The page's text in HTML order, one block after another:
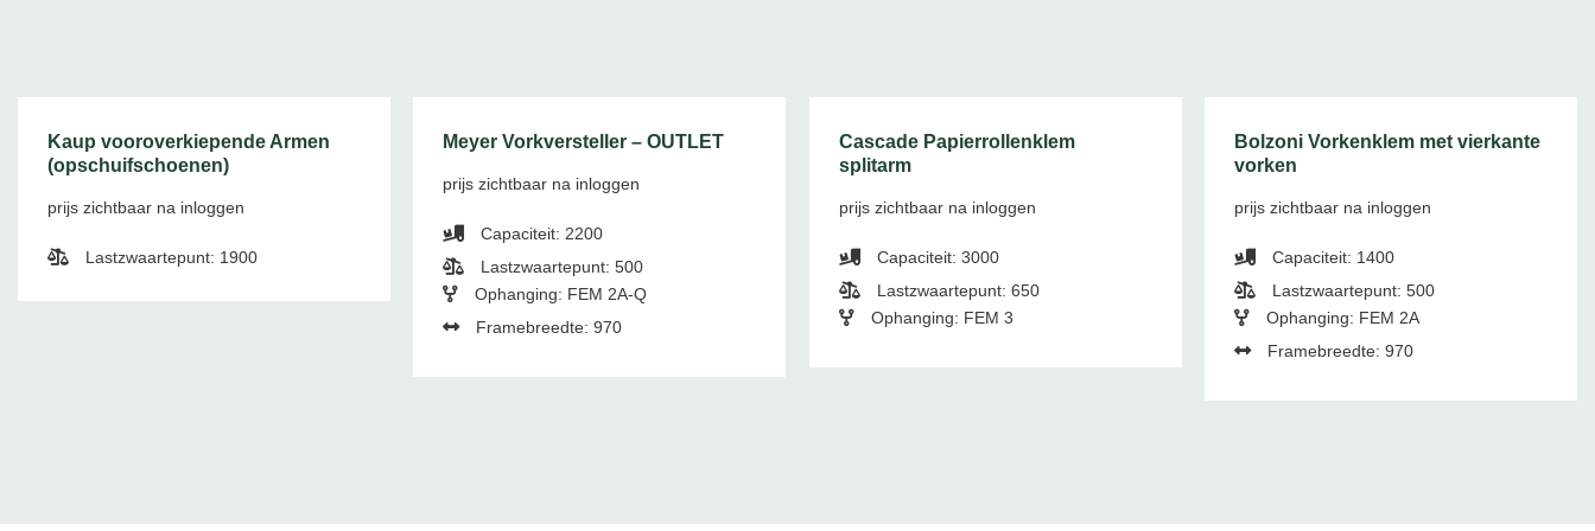
Kaup vooroverkiepende Armen
(opschuifschoenen)
prijs zichtbaar na inloggen
Lastzwaartepunt: 1900
Meyer Vorkversteller – OUTLET
prijs zichtbaar na inloggen
Capaciteit: 2200
Lastzwaartepunt: 500
Ophanging: FEM 2A-Q
Framebreedte: 970
Cascade Papierrollenklem
splitarm
prijs zichtbaar na inloggen
Capaciteit: 3000
Lastzwaartepunt: 650
Ophanging: FEM 3
Bolzoni Vorkenklem met vierkante
vorken
prijs zichtbaar na inloggen
Capaciteit: 1400
Lastzwaartepunt: 500
Ophanging: FEM 2A
Framebreedte: 970